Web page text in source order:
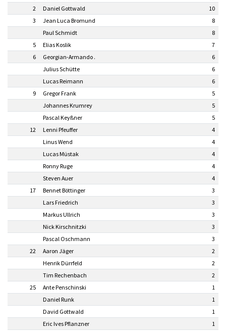
2
Daniel Gottwald
10
3
Jean Luca Bromund
8
Paul Schmidt
8
5
Elias Koslik
7
6
Georgian-Armando .
6
Julius Schütte
6
Lucas Reimann
6
9
Gregor Frank
5
Johannes Krumrey
5
Pascal Keyßner
5
12
Lenni Pfeuffer
4
Linus Wend
4
Lucas Müstak
4
Ronny Ruge
4
Steven Auer
4
17
Bennet Böttinger
3
Lars Friedrich
3
Markus Ullrich
3
Nick Kirschnitzki
3
Pascal Oschmann
3
22
Aaron Jäger
2
Henrik Dürrfeld
2
Tim Rechenbach
2
25
Ante Penschinski
1
Daniel Runk
1
David Gottwald
1
Eric Ives Pflanzner
1